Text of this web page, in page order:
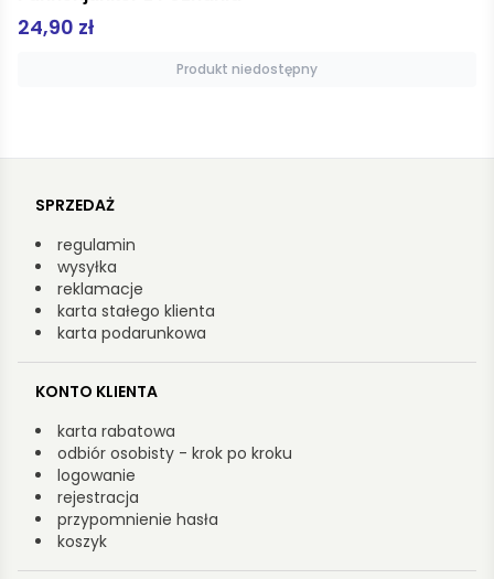
Dodaj do koszyka
SPRZEDAŻ
regulamin
wysyłka
reklamacje
karta stałego klienta
karta podarunkowa
KONTO KLIENTA
karta rabatowa
odbiór osobisty - krok po kroku
logowanie
rejestracja
przypomnienie hasła
koszyk